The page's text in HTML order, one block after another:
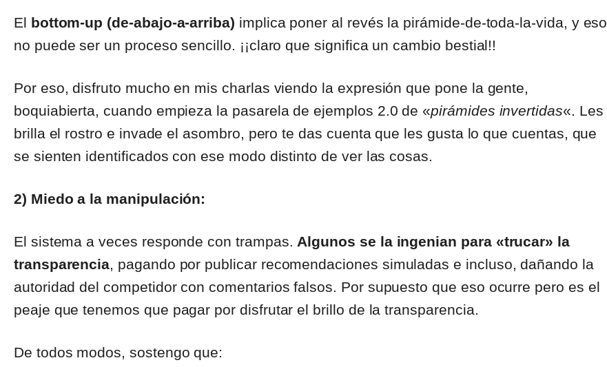
El bottom-up (de-abajo-a-arriba) implica poner al revés la pirámide-de-toda-la-vida, y eso
no puede ser un proceso sencillo. ¡¡claro que significa un cambio bestial!!
Por eso, disfruto mucho en mis charlas viendo la expresión que pone la gente,
boquiabierta, cuando empieza la pasarela de ejemplos 2.0 de «pirámides invertidas«. Les
brilla el rostro e invade el asombro, pero te das cuenta que les gusta lo que cuentas, que
se sienten identificados con ese modo distinto de ver las cosas.
2) Miedo a la manipulación:
El sistema a veces responde con trampas. Algunos se la ingenian para «trucar» la
transparencia , pagando por publicar recomendaciones simuladas e incluso, dañando la
autoridad del competidor con comentarios falsos. Por supuesto que eso ocurre pero es el
peaje que tenemos que pagar por disfrutar el brillo de la transparencia.
De todos modos, sostengo que: